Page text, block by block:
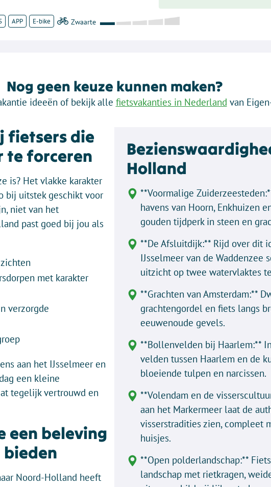
APP E-bike
Nog geen keuze kunnen maken?
ideeën of bekijk alle fietsvakanties in Nederland van
fietsers die
te forceren
is? Het vlakke karakter
bij uitstek geschikt voor
niet van het
past goed bij jou als
met karakter
verzorgde
aan het IJsselmeer en
een kleine
tegelijk vertrouwd en
een beleving
Noord-Holland heeft
Holland
**Voormalige
havens van Hoorn, Enkhuizen
gouden tijdperk in steen en
**De Afsluitdijk:** Rijd over dit
IJsselmeer van de Waddenzee
uitzicht op twee watervlaktes
**Grachten van Amsterdam:**
grachtengordel en fiets langs
eeuwenoude gevels.
**Bollenvelden bij Haarlem:**
velden tussen Haarlem en de
bloeiende tulpen en narcissen.
**Volendam en de
aan het Markermeer laat de
visserstradities zien, compleet
huisjes.
**Open polderlandschap:**
landschap met rietkragen,